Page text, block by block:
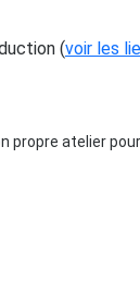
(voir les
propre atelier